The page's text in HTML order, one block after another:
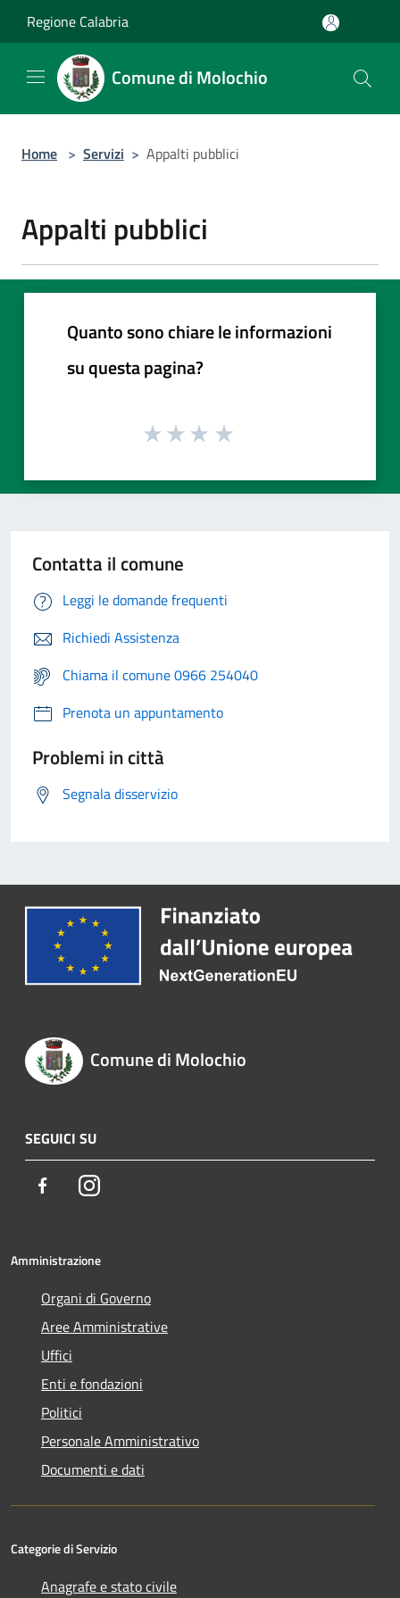
Regione Calabria
Comune di Molochio
Home > Servizi > Appalti pubblici
Appalti pubblici
Quanto sono chiare le informazioni
su questa pagina?
Contatta il comune
Leggi le domande frequenti
Richiedi Assistenza
Chiama il comune 0966 254040
Prenota un appuntamento
Problemi in città
Segnala disservizio
Comune di Molochio
SEGUICI SU
FacebookInstagram
Amministrazione
Organi di Governo
Aree Amministrative
Uffici
Enti e fondazioni
Politici
Personale Amministrativo
Documenti e dati
Categorie di Servizio
Anagrafe e stato civile